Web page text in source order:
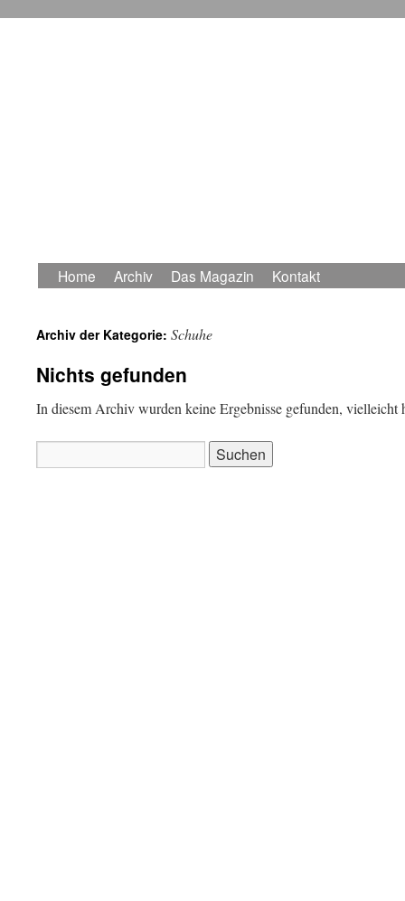
Zum
Home Archiv Das Magazin Kontakt
Archiv der Kategorie: Schuhe
Nichts gefunden
In diesem Archiv wurden keine Ergebnisse gefunden,
nach: